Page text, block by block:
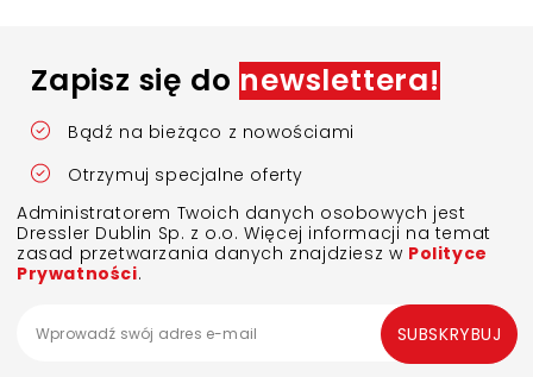
Zapisz się do newslettera!
Bądź na bieżąco z nowościami
Otrzymuj specjalne oferty
Administratorem Twoich danych osobowych jest
Dressler Dublin Sp. z o.o. Więcej informacji na temat
zasad przetwarzania danych znajdziesz w Polityce
Prywatności.
SUBSKRYBUJ